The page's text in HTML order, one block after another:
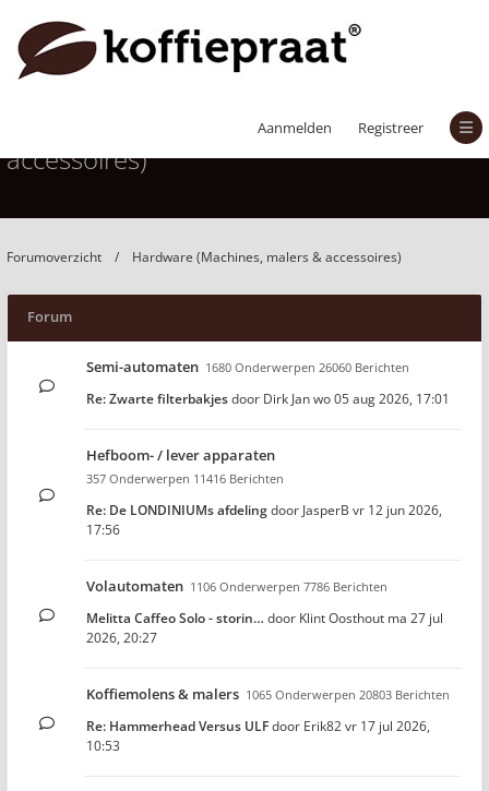
Aanmelden Registreer
Hardware (Machines, malers &
accessoires)
Forumoverzicht Hardware (Machines, malers & accessoires)
Forum
Semi-automaten 1680 Onderwerpen 26060 Berichten
Re: Zwarte filterbakjesdoor Dirk Janwo 05 aug 2026, 17:01
Hefboom- / lever apparaten
357 Onderwerpen 11416 Berichten
Re: De LONDINIUMs afdelingdoor JasperB vr 12 jun 2026,
17:56
Volautomaten 1106 Onderwerpen 7786 Berichten
Melitta Caffeo Solo - storin… door Klint Oosthout ma 27 jul
2026, 20:27
Koffiemolens & malers 1065 Onderwerpen 20803 Berichten
Re: Hammerhead Versus ULFdoor Erik82vr 17 jul 2026,
10:53